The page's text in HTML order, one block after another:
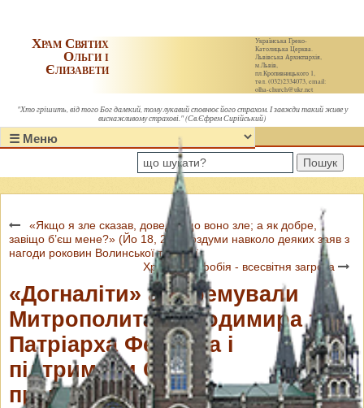
Українська Греко-
Католицька Церква.
Львівська Архиєпархія,
м.Львів,
пл.Кропивницького 1,
тел. (032)2334073, email:
olha-church@ukr.net
Храм Святих
Ольги і
Єлизавети
"Хто грішить, від того Бог далекий, тому лукавий сповнює його страхом. І завжди такий живе у
виснажливому страхові." (Св.Єфрем Сирійський)
Пошук
«Якщо я зле сказав, доведи, що воно зле; а як добре,
завіщо б’єш мене?» (Йо 18, 23). Роздуми навколо деяких заяв з
нагоди роковин Волинської трагедії
Християнофобія - всесвітня загроза
«Догналіти» анафемували
Митрополита Володимира та
Патріарха Феофіла і
підтримали Союз
православних братств